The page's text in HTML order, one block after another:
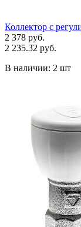
Коллектор с
2 378 руб.
2 235.32 руб.
В наличии: 2 шт